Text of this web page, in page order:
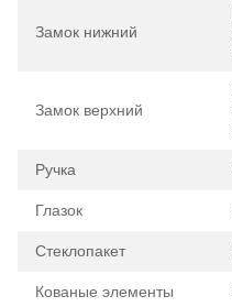
Замок нижний
Замок верхний
Ручка
Глазок
Стеклопакет
Кованые элементы